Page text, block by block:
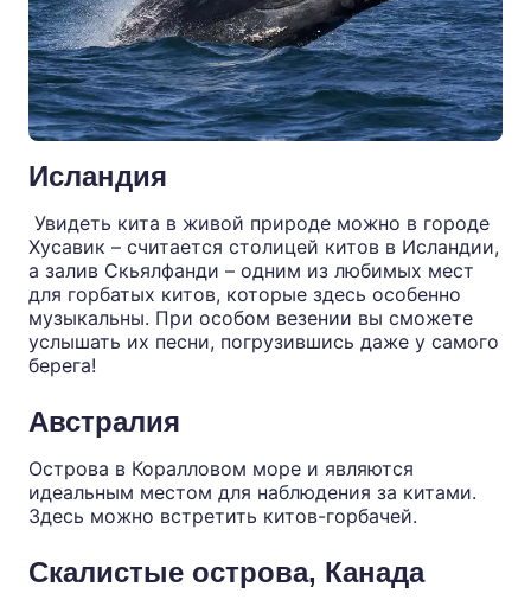
Исландия
Увидеть кита в живой природе можно в городе
Хусавик – считается столицей китов в Исландии,
а залив Скьялфанди – одним из любимых мест
для горбатых китов, которые здесь особенно
музыкальны. При особом везении вы сможете
услышать их песни, погрузившись даже у самого
берега!
Австралия
Острова в Коралловом море и являются
идеальным местом для наблюдения за китами.
Здесь можно встретить китов-горбачей.
Скалистые острова, Канада